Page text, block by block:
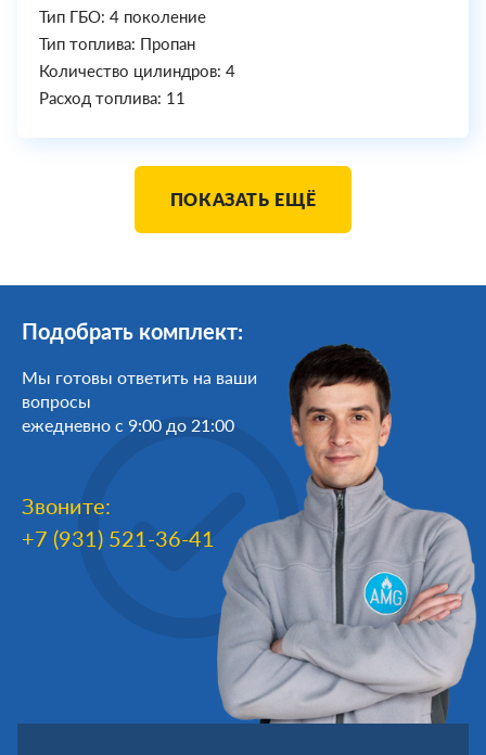
Тип ГБО: 4 поколение
Тип топлива: Пропан
Количество цилиндров: 4
Расход топлива: 11
ПОКАЗАТЬ ЕЩЁ
Подобрать комплект:
Мы готовы ответить на ваши
вопросы
ежедневно с 9:00 до 21:00
Звоните:
+7 (931) 521-36-41